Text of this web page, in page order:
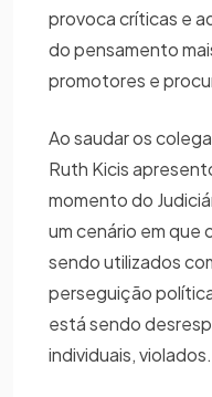
provoca críticas e
do pensamento
promotores e
Ao saudar os
Ruth Kicis
momento do
um cenário em que
sendo utilizados
perseguição
está sendo
individuais, violados.